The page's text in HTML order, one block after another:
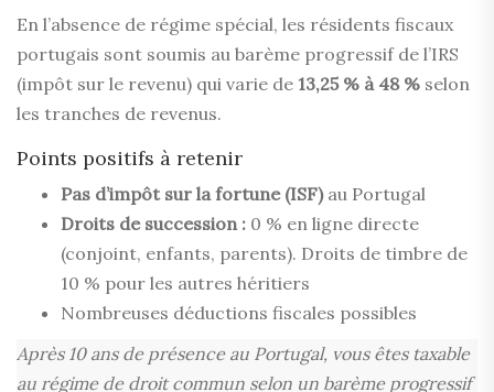
En l’absence de régime spécial, les résidents fiscaux
portugais sont soumis au barème progressif de l’IRS
(impôt sur le revenu) qui varie de 13,25 % à 48 % selon
les tranches de revenus.
Points positifs à retenir
Pas d’impôt sur la fortune (ISF)au Portugal
Droits de succession : 0 % en ligne directe
(conjoint, enfants, parents). Droits de timbre de
10 % pour les autres héritiers
Nombreuses déductions fiscales possibles
Après 10 ans de présence au Portugal, vous êtes taxable
au régime de droit commun selon un barème progressif